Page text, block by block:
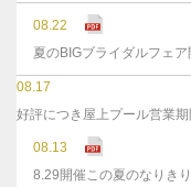
08.22
夏のBIGブライダルフェア
08.17
好評につき屋上プール営業
08.13
8.29開催この夏のなりき